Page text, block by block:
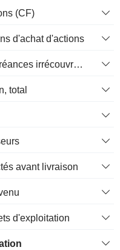
(CF)
d'achat d'actions
Provision et annulation de créances irrécouvrables
total
avant livraison
d'exploitation